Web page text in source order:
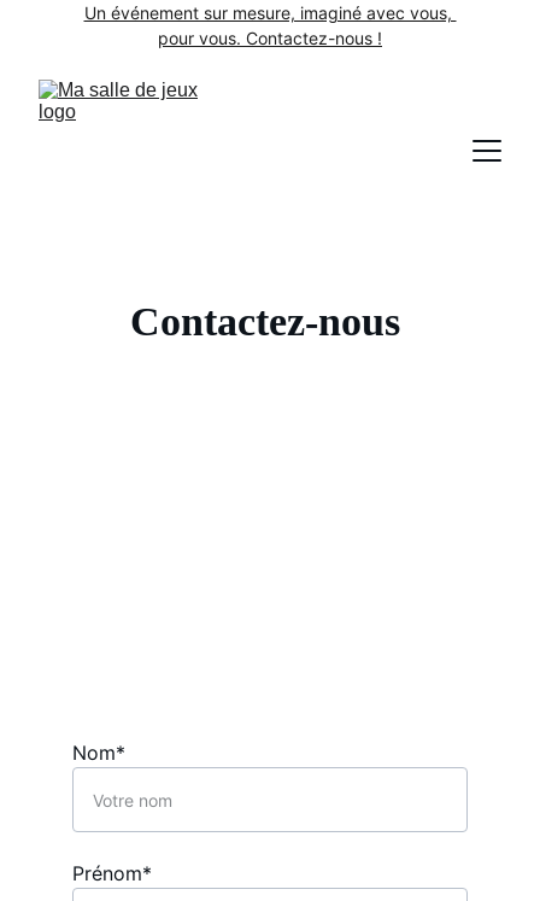
Un événement sur mesure, imaginé avec vous,
pour vous. Contactez-nous !
Nom*
Prénom*
Contactez-nous